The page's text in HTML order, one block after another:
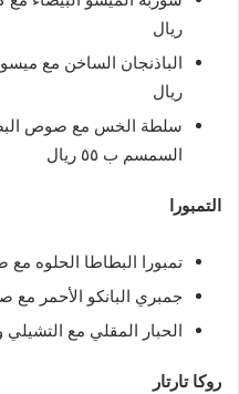
ريال
ريال
سلطة الخس مع صوص
السمسم ب ٥٥ ريال
التمبورا
تمبورا البطاطا الحلوه مع
جمبري البانكو الأحمر مع صوص
الحبار المقلي مع التشيلي
روكا تارتار